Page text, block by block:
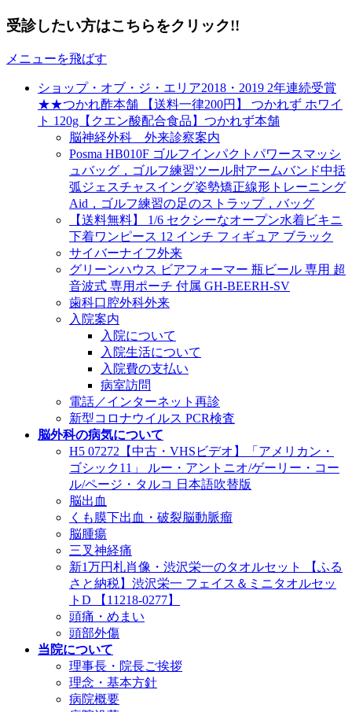
受診したい方はこちらをクリック!!
メニューを飛ばす
ショップ・オブ・ジ・エリア2018・2019 2年連続受賞
★★つかれ酢本舗 【送料一律200円】 つかれず ホワイ
ト 120g【クエン酸配合食品】つかれず本舗
脳神経外科 外来診察案内
Posma HB010F ゴルフインパクトパワースマッシ
ュバッグ，ゴルフ練習ツール肘アームバンド中括
弧ジェスチャスイング姿勢矯正線形トレーニング
Aid，ゴルフ練習の足のストラップ，バッグ
【送料無料】 1/6 セクシーなオープン水着ビキニ
下着ワンピース 12 インチ フィギュア ブラック
サイバーナイフ外来
グリーンハウス ビアフォーマー 瓶ビール 専用 超
音波式 専用ポーチ 付属 GH-BEERH-SV
歯科口腔外科外来
入院案内
入院について
入院生活について
入院費の支払い
病室訪問
電話／インターネット再診
新型コロナウイルス PCR検査
脳外科の病気について
H5 07272【中古・VHSビデオ】「アメリカン・
ゴシック11」 ルー・アントニオ/ゲーリー・コー
ル/ページ・タルコ 日本語吹替版
脳出血
くも膜下出血・破裂脳動脈瘤
脳腫瘍
三叉神経痛
新1万円札肖像・渋沢栄一のタオルセット 【ふる
さと納税】渋沢栄一 フェイス＆ミニタオルセッ
トD 【11218-0277】
頭痛・めまい
頭部外傷
当院について
理事長・院長ご挨拶
理念・基本方針
病院概要